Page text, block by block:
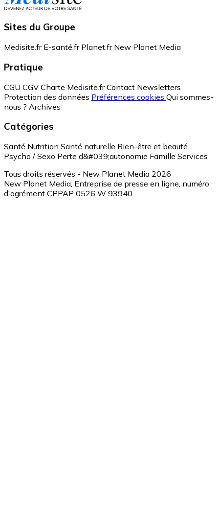
Sites du Groupe
Medisite.fr E-santé.fr Planet.fr New Planet Media
Pratique
CGU CGV Charte Medisite.fr Contact Newsletters
Protection des données Préférences cookies Qui sommes-
nous ? Archives
Catégories
Santé Nutrition Santé naturelle Bien-être et beauté
Psycho / Sexo Perte d&#039;autonomie Famille Services
Tous droits réservés - New Planet Media 2026
New Planet Media, Entreprise de presse en ligne, numéro
d'agrément CPPAP 0526 W 93940